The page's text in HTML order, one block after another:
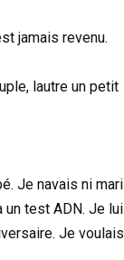
jamais revenu.
lautre un petit
Je navais ni mari
un test ADN. Je lui
Je voulais